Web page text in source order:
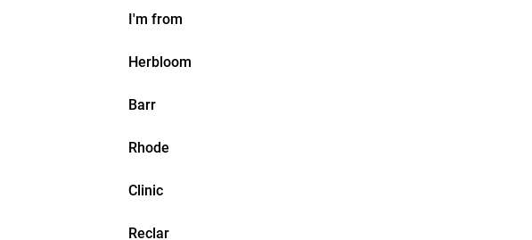
I'm from
Herbloom
Barr
Rhode
Clinic
Reclar